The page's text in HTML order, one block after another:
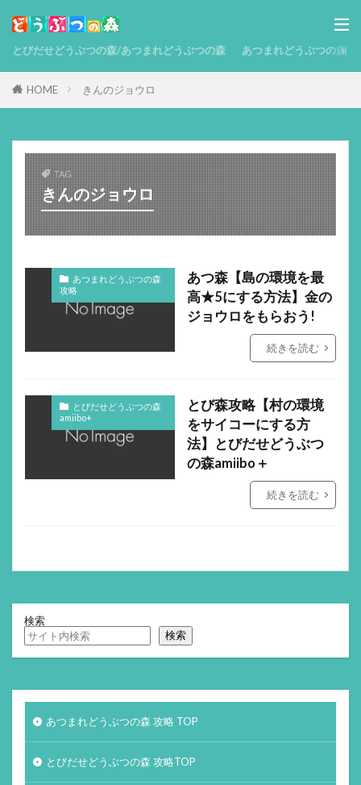
とびだせどうぶつの森/あつまれどうぶつの森 あつまれどうぶつの森
HOME きんのジョウロ
TAG
きんのジョウロ
あつまれどうぶつの森
攻略
あつ森【島の環境を最
高★5にする方法】金の
ジョウロをもらおう!
続きを読む
とびだせどうぶつの森
amiibo+
とび森攻略【村の環境
をサイコーにする方
法】とびだせどうぶつ
の森amiibo＋
続きを読む
検索
検索
あつまれどうぶつの森 攻略 TOP
とびだせどうぶつの森 攻略TOP